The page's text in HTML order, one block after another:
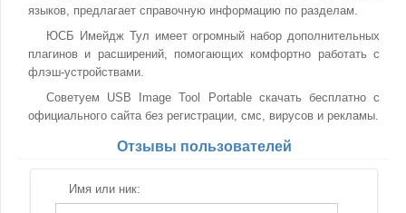
языков, предлагает справочную информацию по разделам.
ЮСБ Имейдж Тул имеет огромный набор дополнительных
плагинов и расширений, помогающих комфортно работать с
флэш-устройствами.
Советуем USB Image Tool Portable скачать бесплатно с
официального сайта без регистрации, смс, вирусов и рекламы.
Отзывы пользователей
Имя или ник: